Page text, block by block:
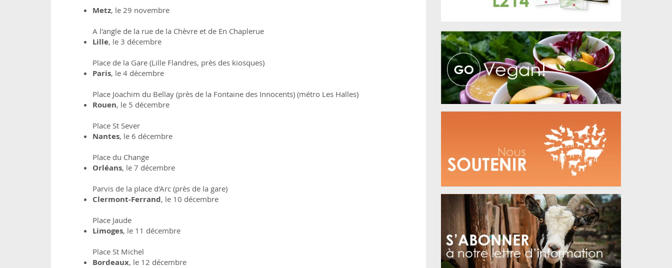
Metz, le 29 novembre
A l'angle de la rue de la Chèvre et de En Chaplerue
Lille, le 3 décembre
Place de la Gare (Lille Flandres, près des kiosques)
Paris, le 4 décembre
Place Joachim du Bellay (près de la Fontaine des Innocents) (métro Les Halles)
Rouen, le 5 décembre
Place St Sever
Nantes, le 6 décembre
Place du Change
Orléans, le 7 décembre
Parvis de la place d'Arc (près de la gare)
Clermont-Ferrand, le 10 décembre
Place Jaude
Limoges, le 11 décembre
Place St Michel
Bordeaux, le 12 décembre